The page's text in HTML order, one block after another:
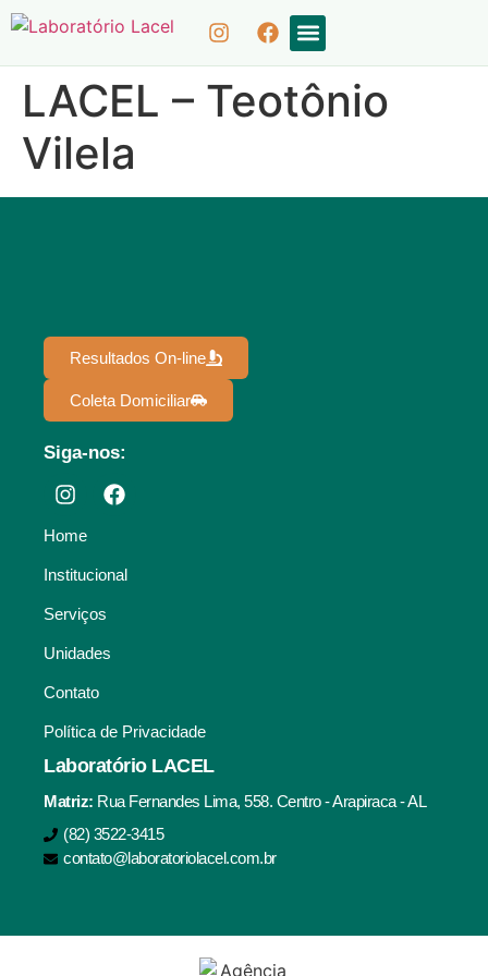
LACEL – Teotônio
Vilela
Resultados On-line
Coleta Domiciliar
Siga-nos:
Home
Institucional
Serviços
Unidades
Contato
Política de Privacidade
Laboratório LACEL
Matriz: Rua Fernandes Lima, 558. Centro - Arapiraca - AL
(82) 3522-3415
contato@laboratoriolacel.com.br